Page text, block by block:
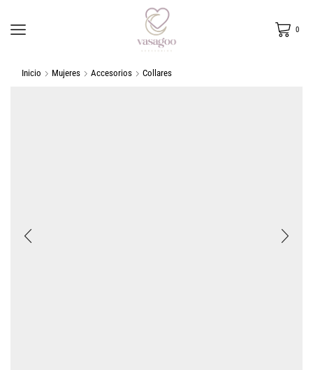
0
Inicio Mujeres Accesorios Collares